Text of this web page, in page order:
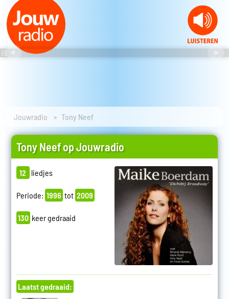
Jouwradio Tony Neef
Tony Neef op Jouwradio
12 liedjes
Periode: 1996 tot 2009
130 keer gedraaid
Laatst gedraaid: